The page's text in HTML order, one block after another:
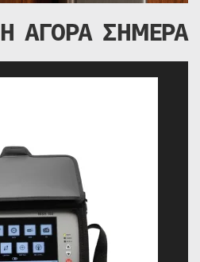
Η ΑΓΟΡΑ ΣΗΜΕΡΑ